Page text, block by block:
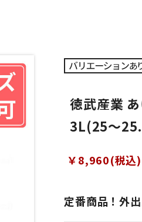
定番商品！外
徳武産業
3L(25～
￥8,960(税込)